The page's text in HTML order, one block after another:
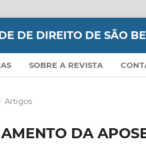
DE DIREITO DE SÃO
SOBRE A REVISTA
/ Artigos
DA